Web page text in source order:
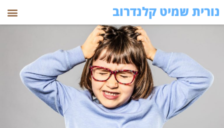
נורית שמיט קלנדרוב